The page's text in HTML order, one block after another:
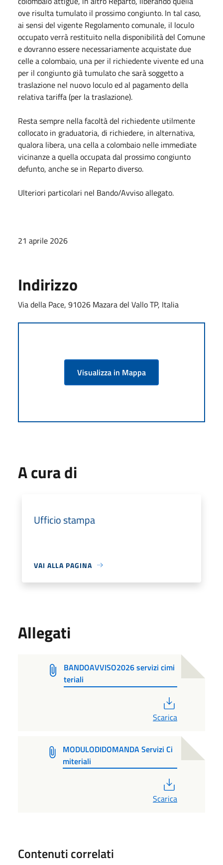
ove risulta tumulato il prossimo congiunto. In tal caso,
ai sensi del vigente Regolamento comunale, il loculo
occupato verrà restituito nella disponibilità del Comune
e dovranno essere necessariamente acquistate due
celle a colombaio, una per il richiedente vivente ed una
per il congiunto già tumulato che sarà soggetto a
traslazione nel nuovo loculo ed al pagamento della
relativa tariffa (per la traslazione).
Resta sempre nella facoltà del richiedente utilmente
collocato in graduatoria, di richiedere, in alternativa,
qualora libera, una cella a colombaio nelle immediate
vicinanze a quella occupata dal prossimo congiunto
defunto, anche se in Reparto diverso.
Ulteriori particolari nel Bando/Avviso allegato.
21 aprile 2026
Indirizzo
Via della Pace, 91026 Mazara del Vallo TP, Italia
Visualizza in Mappa
A cura di
Ufficio stampa
VAI ALLA PAGINA
Allegati
BANDOAVVISO2026 servizi cimi
teriali
Scarica
MODULODIDOMANDA Servizi Ci
miteriali
Scarica
Contenuti correlati